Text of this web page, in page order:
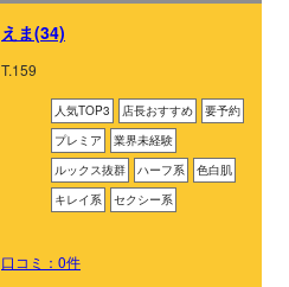
えま(34)
T.159
人気TOP3 店長おすすめ
要予約
プレミア
業界未経験
ルックス抜群
ハーフ系
色白肌
キレイ系
セクシー系
口コミ：0件